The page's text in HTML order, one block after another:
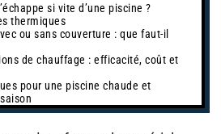
si vite d’une piscine ?
thermiques
ou sans couverture : que faut-il
de chauffage : efficacité, coût et
pour une piscine chaude et